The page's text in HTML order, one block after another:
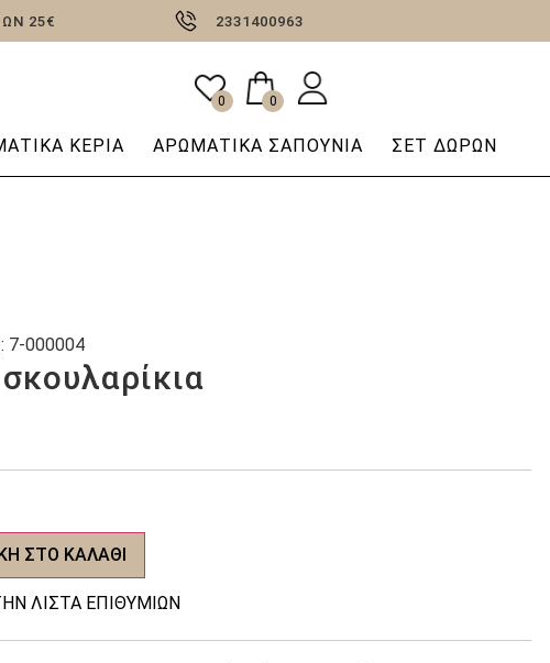
25€ 2331400963
0 0
ΚΕΡΙΆ AΡΩΜΑΤΙΚΆ ΣΑΠΟΎΝΙΑ ΣΕΤ ΔΩΡΩΝ
ΣΤΟ ΚΑΛΆΘΙ
ΛΊΣΤΑ ΕΠΙΘΥΜΙΏΝ
7-000004